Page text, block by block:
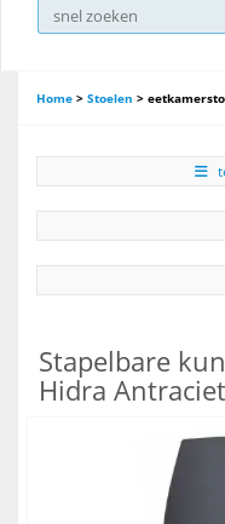
Home > Stoelen >
Stapelbare
Hidra